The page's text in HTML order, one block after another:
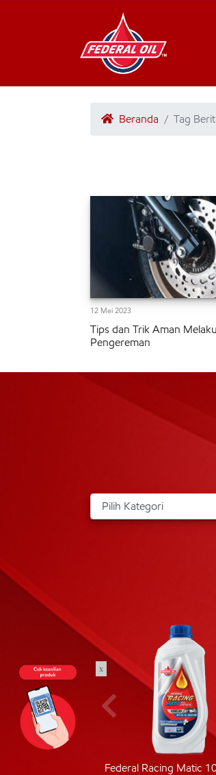
Beranda Tag
12 Mei 2023
Tips dan Trik Aman
Pengereman
Federal Racing Matic
x